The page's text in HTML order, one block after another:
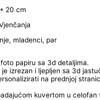
20 cm
mladenci, par
papiru sa 3d detaljima.
izrezan i ljepljen sa 3d
na prednjoj
kuvertom u celofan